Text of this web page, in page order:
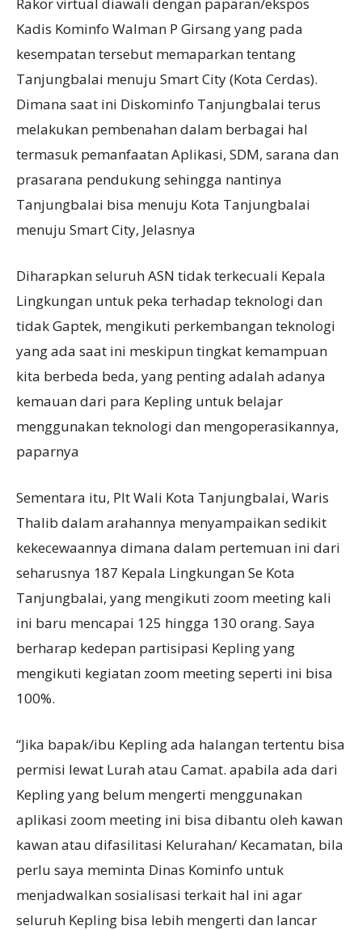
Kadis Kominfo Walman P Girsang yang pada
kesempatan tersebut memaparkan tentang
Tanjungbalai menuju Smart City (Kota Cerdas).
Dimana saat ini Diskominfo Tanjungbalai terus
melakukan pembenahan dalam berbagai hal
termasuk pemanfaatan Aplikasi, SDM, sarana dan
prasarana pendukung sehingga nantinya
Tanjungbalai bisa menuju Kota Tanjungbalai
menuju Smart City, Jelasnya
Diharapkan seluruh ASN tidak terkecuali Kepala
Lingkungan untuk peka terhadap teknologi dan
tidak Gaptek, mengikuti perkembangan teknologi
yang ada saat ini meskipun tingkat kemampuan
kita berbeda beda, yang penting adalah adanya
kemauan dari para Kepling untuk belajar
menggunakan teknologi dan mengoperasikannya,
paparnya
Sementara itu, Plt Wali Kota Tanjungbalai, Waris
Thalib dalam arahannya menyampaikan sedikit
kekecewaannya dimana dalam pertemuan ini dari
seharusnya 187 Kepala Lingkungan Se Kota
Tanjungbalai, yang mengikuti zoom meeting kali
ini baru mencapai 125 hingga 130 orang. Saya
berharap kedepan partisipasi Kepling yang
mengikuti kegiatan zoom meeting seperti ini bisa
100%.
“Jika bapak/ibu Kepling ada halangan tertentu bisa
permisi lewat Lurah atau Camat. apabila ada dari
Kepling yang belum mengerti menggunakan
aplikasi zoom meeting ini bisa dibantu oleh kawan
kawan atau difasilitasi Kelurahan/ Kecamatan, bila
perlu saya meminta Dinas Kominfo untuk
menjadwalkan sosialisasi terkait hal ini agar
seluruh Kepling bisa lebih mengerti dan lancar